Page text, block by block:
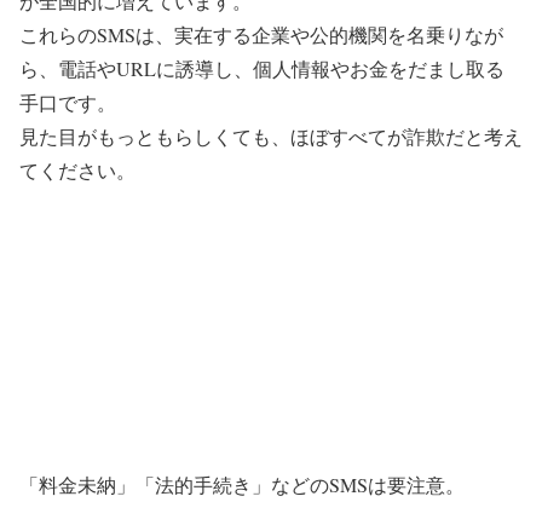
これらのSMSは、実在する企業や公的機関を名乗りなが
ら、電話やURLに誘導し、個人情報やお金をだまし取る
手口です。
見た目がもっともらしくても、 ほぼすべてが詐欺だと考え
てください。
「料金未納」「法的手続き」などのSMSは要注意。